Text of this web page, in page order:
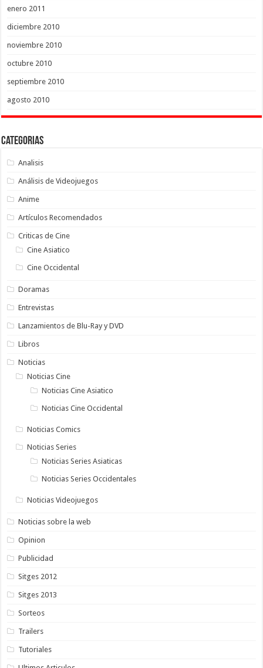
enero 2011
diciembre 2010
noviembre 2010
octubre 2010
septiembre 2010
agosto 2010
Categorias
Analisis
Análisis de Videojuegos
Anime
Artículos Recomendados
Criticas de Cine
Cine Asiatico
Cine Occidental
Doramas
Entrevistas
Lanzamientos de Blu-Ray y DVD
Libros
Noticias
Noticias Cine
Noticias Cine Asiatico
Noticias Cine Occidental
Noticias Comics
Noticias Series
Noticias Series Asiaticas
Noticias Series Occidentales
Noticias Videojuegos
Noticias sobre la web
Opinion
Publicidad
Sitges 2012
Sitges 2013
Sorteos
Trailers
Tutoriales